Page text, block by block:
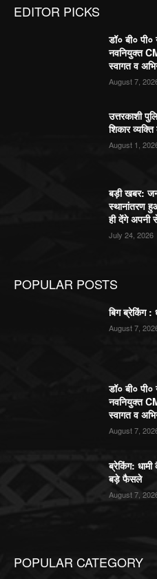
EDITOR PICKS
डॉ० बी०
नवनियुक्त
स्वागत व
August 7,
उत्तरकाशी
शिकार
August 1,
बड़ी खबर:
स्थानांतरण
ही देंगे अपनी
July 24, 2026
POPULAR POSTS
बिग ब्रेकिंग
August 7,
डॉ० बी०
नवनियुक्त
स्वागत व
August 7,
ब्रेकिंग:
बड़े फैसले
August 7,
POPULAR CATEGORY